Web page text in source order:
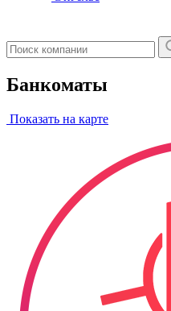
Банкоматы
Показать на карте